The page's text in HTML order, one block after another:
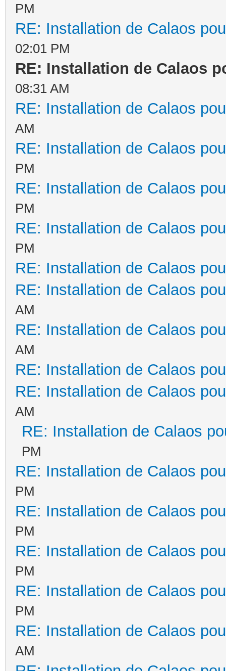
PM
RE: Installation de Calaos
02:01 PM
RE: Installation de Calaos
08:31 AM
RE: Installation de Calaos
AM
RE: Installation de Calaos
PM
RE: Installation de Calaos
PM
RE: Installation de Calaos
PM
RE: Installation de Calaos
RE: Installation de Calaos
AM
RE: Installation de Calaos
AM
RE: Installation de Calaos
RE: Installation de Calaos
AM
RE: Installation de Calaos
PM
RE: Installation de Calaos
PM
RE: Installation de Calaos
PM
RE: Installation de Calaos
PM
RE: Installation de Calaos
PM
RE: Installation de Calaos
AM